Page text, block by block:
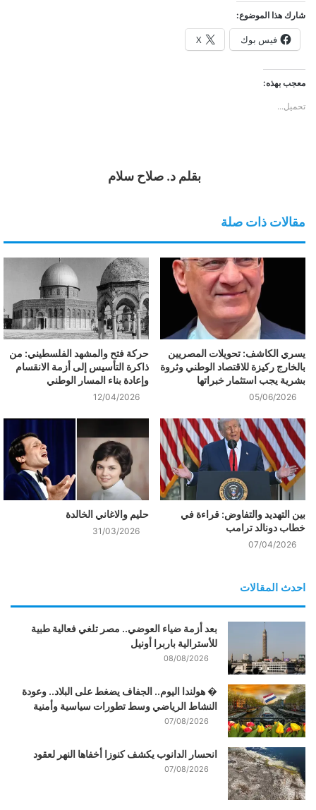
شارك هذا الموضوع:
فيس بوك X
معجب بهذه:
تحميل...
بقلم د. صلاح سلام
مقالات ذات صلة
يسري الكاشف: تحويلات المصريين
بالخارج ركيزة للاقتصاد الوطني وثروة
بشرية يجب استثمار خبراتها
05/06/2026
حركة فتح والمشهد الفلسطيني: من
ذاكرة التأسيس إلى أزمة الانقسام
وإعادة بناء المسار الوطني
12/04/2026
بين التهديد والتفاوض: قراءة في
خطاب دونالد ترامب
07/04/2026
حليم والاغاني الخالدة
31/03/2026
احدث المقالات
بعد أزمة ضياء العوضي.. مصر تلغي فعالية طبية
للأسترالية باربرا أونيل
08/08/2026
� هولندا اليوم.. الجفاف يضغط على البلاد.. وعودة
النشاط الرياضي وسط تطورات سياسية وأمنية
07/08/2026
انحسار الدانوب يكشف كنوزا أخفاها النهر لعقود
07/08/2026